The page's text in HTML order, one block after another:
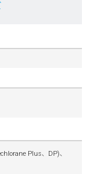
Plus、DP)、